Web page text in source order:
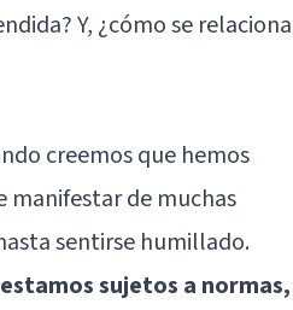
Y, ¿cómo se relaciona
creemos que hemos
manifestar de muchas
sentirse humillado.
sujetos a normas,